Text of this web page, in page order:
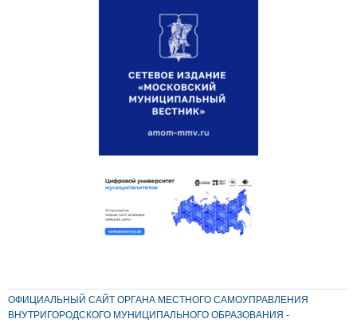
ОФИЦИАЛЬНЫЙ САЙТ ОРГАНА МЕСТНОГО САМОУПРАВЛЕНИЯ
ВНУТРИГОРОДСКОГО МУНИЦИПАЛЬНОГО ОБРАЗОВАНИЯ -